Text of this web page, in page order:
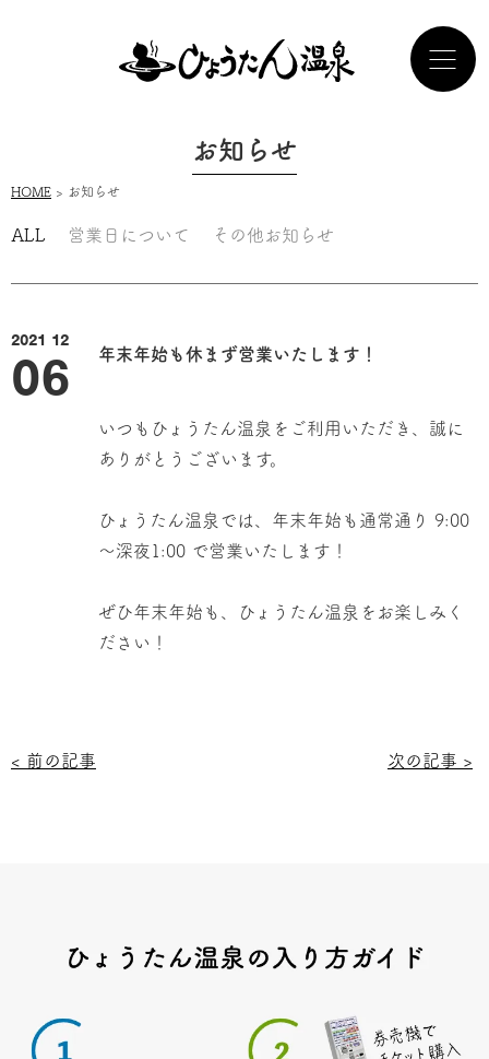
お知らせ
HOME > お知らせ
ALL 営業日について その他お知らせ
2021 12
06 年末年始も休まず営業いたします！
いつもひょうたん温泉をご利用いただき、誠に
ありがとうございます。
ひょうたん温泉では、年末年始も通常通り 9:00
～深夜1:00 で営業いたします！
ぜひ年末年始も、ひょうたん温泉をお楽しみく
ださい！
< 前の記事 次の記事 >